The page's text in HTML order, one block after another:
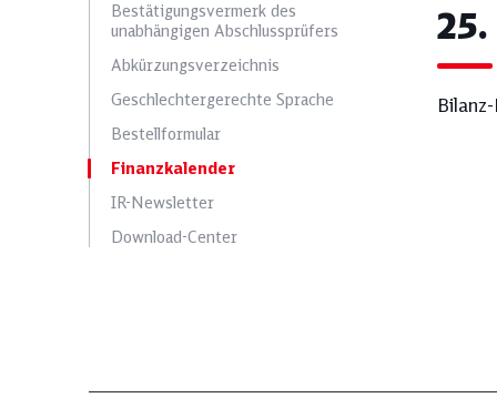
Bestätigungsvermerk des
unabhängigen Abschlussprüfers
Abkürzungsverzeichnis
Geschlechtergerechte Sprache
Bestellformular
Finanzkalender
IR-Newsletter
Download-Center
Ausblick
Ergebnisentwicklung